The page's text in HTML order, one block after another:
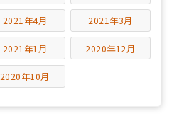
2021年4月 2021年3月
2021年1月 2020年12月
2020年10月